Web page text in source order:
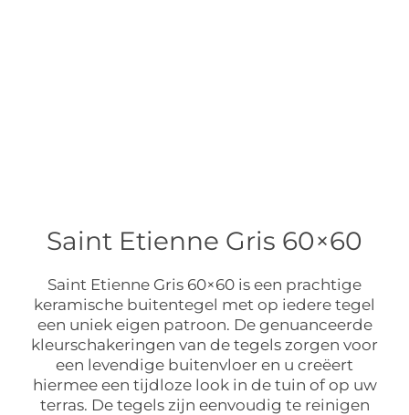
Saint Etienne Gris 60×60
Saint Etienne Gris 60×60 is een prachtige
keramische buitentegel met op iedere tegel
een uniek eigen patroon. De genuanceerde
kleurschakeringen van de tegels zorgen voor
een levendige buitenvloer en u creëert
hiermee een tijdloze look in de tuin of op uw
terras. De tegels zijn eenvoudig te reinigen